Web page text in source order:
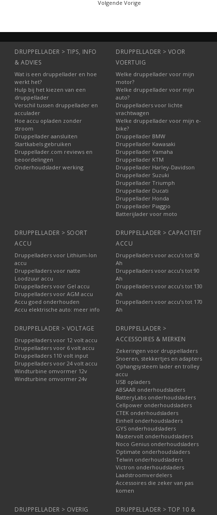
Volgende Vorige
DRUPPELLADER > TIPS, INFO
& ADVIES
Wat is een druppellader en hoe
werkt het?
Hulp bij het kiezen van een
druppellader
Verschil tussen druppellader en
acculader
Hoe accu opladen zonder
stroom
Druppellader aansluiten
Startkabels gebruiken
Druppellader.com reviews en
beoordelingen
Onderhoudslader werking
DRUPPELLADER > VOOR
VOERTUIG
Welke druppellader voor mijn
motor?
Welke druppellader voor mijn
auto?
Druppelladers voor lichte
vrachtwagen
Welke druppellader voor mijn e-
bike?
Druppellader BMW
Druppellader Kawasaki
Druppellader Yamaha
Druppellader KTM
Druppellader Harley-Davidson
Druppellader Suzuki
Druppellader Triumph
Druppellader Ducati
Druppellader Honda
Druppellader Piaggio
Batterijlader voor moto
DRUPPELLADER > SOORT
ACCU
Druppelladers voor Lithium-Ion
accu
Druppelladers voor natte
Loodzuur accu
Druppelladers voor Gel accu
Druppelladers voor AGM accu
Accu goed onderhouden
Accu elektrische auto: meer info
DRUPPELLADER > CAPACITEIT
ACCU
Druppelladers voor accu’s tot 50
Ah
Druppelladers voor accu’s tot 90
Ah
Druppelladers voor accu’s tot 130
Ah
Druppelladers voor accu’s tot 170
Ah
DRUPPELLADER > VOLTAGE
Druppelladers voor 12 volt accu
Druppelladers voor 6 volt accu
Druppelladers 110 volt input
Druppelladers voor 24 volt accu
Windturbine omvormer 12v
Windturbine omvormer 24v
DRUPPELLADER >
ACCESSOIRES & MERKEN
Zekeringen voor druppelladers
Snoeren, stekkertjes en adapters
Ophangsysteem lader en trolley
accu
USB opladers
ABSAAR onderhoudsladers
BatteryLabs onderhoudsladers
Cellpower onderhoudsladers
CTEK onderhoudsladers
Einhell onderhoudsladers
GYS onderhoudsladers
Mastervolt onderhoudsladers
Noco Genius onderhoudsladers
Optimate onderhoudsladers
Telwin onderhoudsladers
Victron onderhoudsladers
Laadstroomverdelers
Accessoires die zeker van pas
komen
DRUPPELLADER > OVERIG
DRUPPELLADER > TOP 10 &